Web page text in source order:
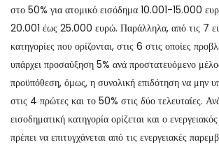
στο 50% για ατομικό εισόδημα 10.001-15.000
20.001 έως 25.000 ευρώ. Παράλληλα, από τις 7
κατηγορίες που ορίζονται, στις 6 στις οποίες
υπάρχει προσαύξηση 5% ανά προστατευόμενο
προϋπόθεση, όμως, η συνολική επιδότηση να μην
στις 4 πρώτες και το 50% στις δύο τελευταίες.
εισοδηματική κατηγορία ορίζεται και ο
πρέπει να επιτυγχάνεται από τις ενεργειακές